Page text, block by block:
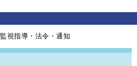
監視指導・法令・通知